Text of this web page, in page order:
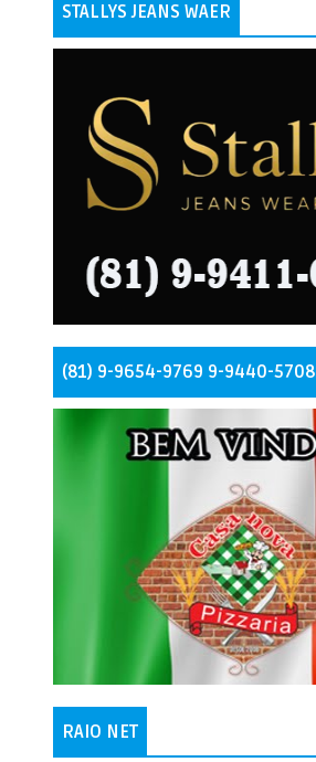
STALLYS JEANS WAER
(81) 9-9654-9769 9-9440-5708
RAIO NET